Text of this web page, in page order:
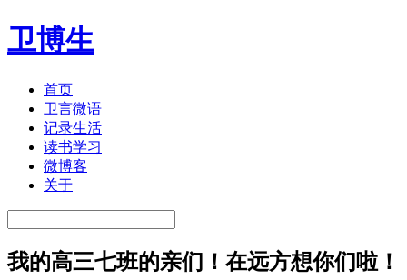
卫博生
首页
卫言微语
记录生活
读书学习
微博客
关于
我的高三七班的亲们！在远方想你们啦！